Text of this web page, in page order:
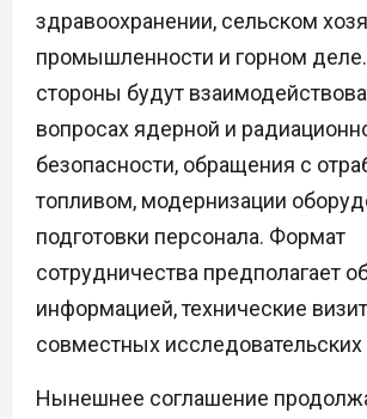
здравоохранении, сельском
промышленности и горном
стороны будут
вопросах ядерной и
безопасности, обращения с
топливом, модернизации
подготовки персонала. Формат
сотрудничества предполагает
информацией, технические
совместных исследовательских
Нынешнее соглашение